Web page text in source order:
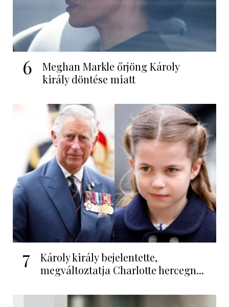
6
Meghan Markle őrjöng Károly
király döntése miatt
7
Károly király bejelentette,
megváltoztatja Charlotte hercegn...